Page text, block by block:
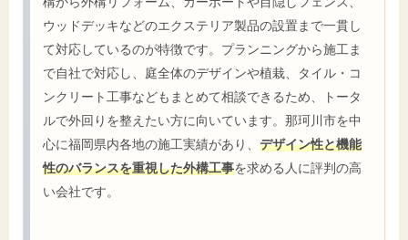
ウッドデッキなどのエクステリア製品の設置まで一貫し
て対応しているのが特徴です。プランニングから施工ま
で自社で対応し、庭全体のデザインや植栽、タイル・コ
ンクリート工事などもまとめて相談できるため、トータ
ルで外回りを整えたい方に向いています。那珂川市を中
心に福岡県内各地の施工実績があり、 デザイン性と機能
性のバランスを重視した外構工事を求める人に評判の高
い会社です。